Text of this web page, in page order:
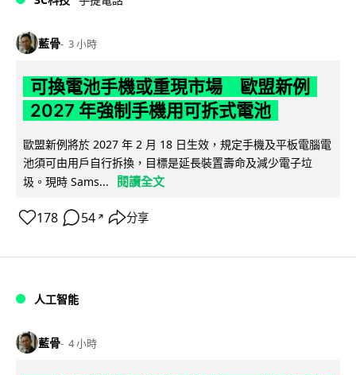
藍骨 3 小時
可換電池手機或重現市場 歐盟新例
2027 年強制手機用可拆式電池
歐盟新例將於 2027 年 2 月 18 日生效，規定手機及平板電腦電
池須可由用戶自行拆換，目標是延長裝置壽命及減少電子垃
圾。現時 Sams...
閱讀全文
178 54 ↗ 分享
人工智能
藍骨 4 小時